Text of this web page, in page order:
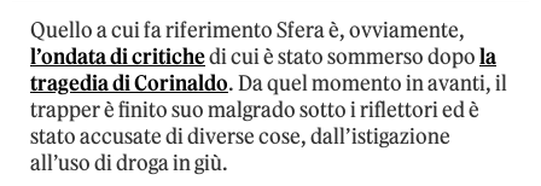
Quello a cui fa riferimento Sfera è, ovviamente,
l’ondata di critichedi cui è stato sommerso dopola
tragedia di Corinaldo. Da quel momento in avanti, il
trapper è finito suo malgrado sotto i riflettori ed è
stato accusate di diverse cose, dall’istigazione
all’uso di droga in giù.